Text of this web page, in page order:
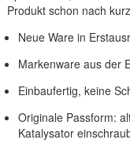
Produkt schon nach
Neue Ware in
Markenware aus der
Einbaufertig, keine
Originale Passform:
Katalysator